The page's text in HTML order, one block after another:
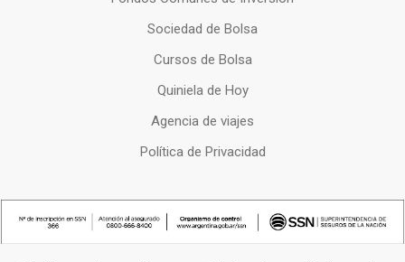
Sociedad de Bolsa
Cursos de Bolsa
Quiniela de Hoy
Agencia de viajes
Política de Privacidad